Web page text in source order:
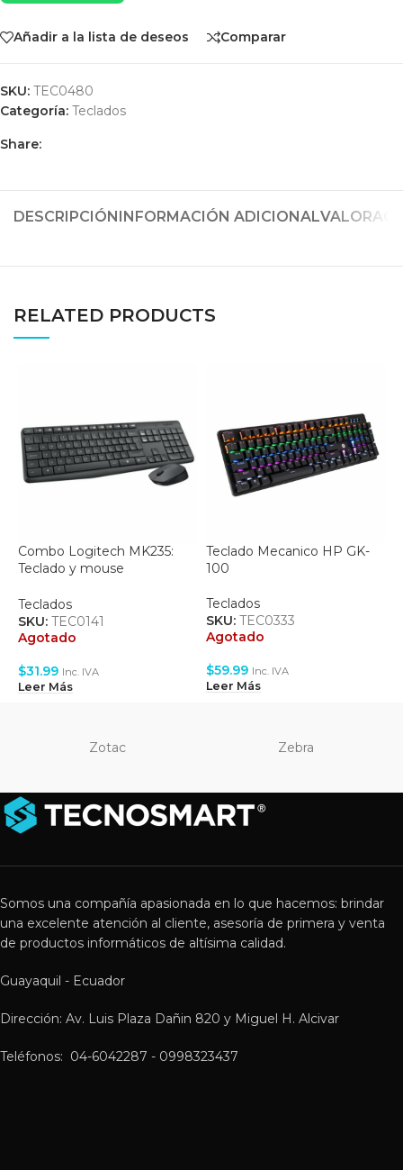
Añadir a la lista de deseos Comparar
SKU: TEC0480
Categoría: Teclados
Share:
DESCRIPCIÓNINFORMACIÓN ADICIONAL
RELATED PRODUCTS
Combo Logitech MK235:
Teclado y mouse
Teclados
SKU: TEC0141
Agotado
$31.99 Inc. IVA
Leer Más
Teclado Mecanico HP GK-
100
Teclados
SKU: TEC0333
Agotado
$59.99 Inc. IVA
Leer Más
Zotac Zebra
Somos una compañía apasionada en lo que hacemos: brindar
una excelente atención al cliente, asesoría de primera y venta
de productos informáticos de altísima calidad.
Guayaquil - Ecuador
Dirección: Av. Luis Plaza Dañin 820 y Miguel H. Alcivar
Teléfonos: 04-6042287 - 0998323437